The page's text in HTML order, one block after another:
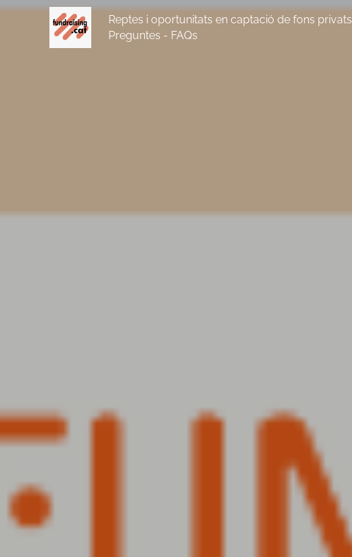
Reptes i oportunitats en captació de fons privats
Preguntes - FAQs